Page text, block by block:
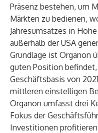
Präsenz bestehen, um
Märkten zu bedienen,
Jahresumsatzes in
außerhalb der USA
Grundlage ist Organon
guten Position
Geschäftsbasis von
mittleren einstelligen
Organon umfasst drei
Fokus der
Investitionen